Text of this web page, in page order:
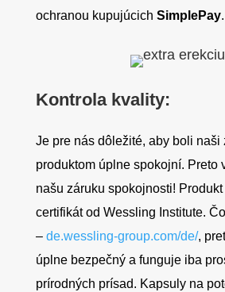
ochranou kupujúcich SimplePay.
Kontrola kvality:
Je pre nás dôležité, aby boli naši
produktom úplne spokojní. Preto
našu záruku spokojnosti!
certifikát od Wessling Institute.
– de.wessling-group.com/de/,
úplne bezpečný a funguje iba
prírodných prísad. Kapsuly na